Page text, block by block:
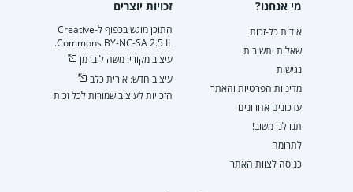
מי אנחנו?
אודות כל-זכות
שאלות ותשובות
נגישות
מדיניות הפרטיות והאתר
עדכונים אחרונים
תנו לנו משוב!
לתרומה
כניסה לצוות האתר
זכויות יוצרים
התוכן מוגש בכפוף ל-Creative
Commons BY-NC-SA 2.5 IL.
עיצוב מקורי: משה ליברמן
עיצוב חדש: אורית כלב
הזכויות לעיצוב שמורות לכל זכות